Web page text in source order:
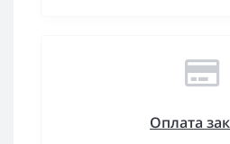
Оплата